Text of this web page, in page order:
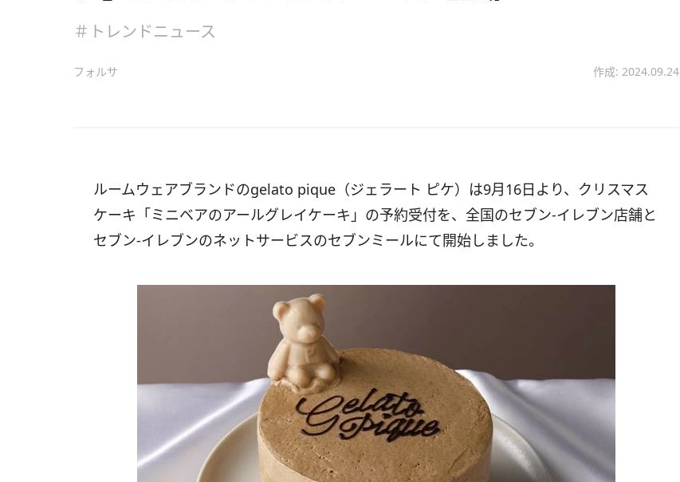
＃トレンドニュース
フォルサ 作成: 2024.09.24
ルームウェアブランドのgelato pique（ジェラート ピケ）は9月16日より、クリスマス
ケーキ「ミニベアのアールグレイケーキ」の予約受付を、全国のセブン-イレブン店舗と
セブン-イレブンのネットサービスのセブンミールにて開始しました。